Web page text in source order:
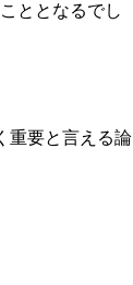
ととなるでし
重要と言える論